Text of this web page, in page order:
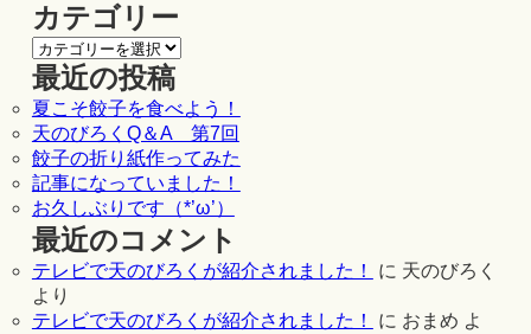
カテゴリー
最近の投稿
夏こそ餃子を食べよう！
天のびろくQ＆A 第7回
餃子の折り紙作ってみた
記事になっていました！
お久しぶりです（*’ω’）
最近のコメント
テレビで天のびろくが紹介されました！ に 天のびろく
より
テレビで天のびろくが紹介されました！
に おまめ よ